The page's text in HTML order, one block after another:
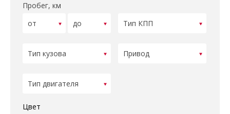
Пробег, км
Цвет